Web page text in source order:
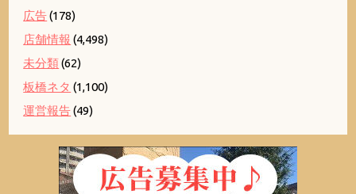
広告(178)
店舗情報 (4,498)
未分類(62)
板橋ネタ (1,100)
運営報告(49)